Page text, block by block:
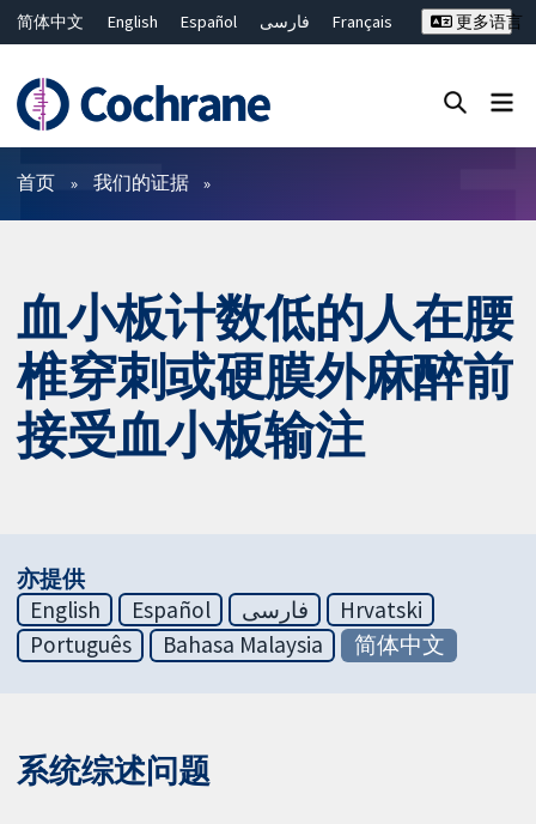
简体中文 English Español فارسی
Français
ไทย
繁體中文
更多语言
过滤
首页 我们的证据
血小板计数低的人在腰
椎穿刺或硬膜外麻醉前
接受血小板输注
亦提供
English
Español فارسی
Hrvatski
Português
Bahasa Malaysia 简体中文
系统综述问题